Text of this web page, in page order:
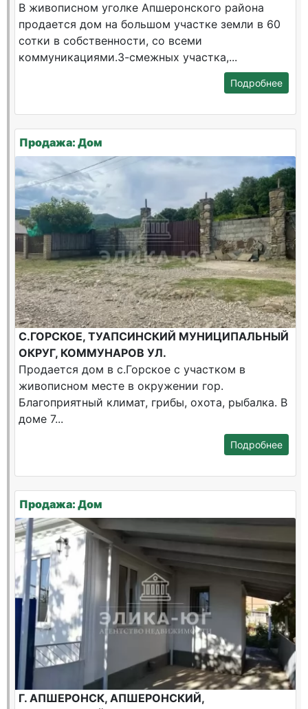
В живописном уголке Апшеронского района
продается дом на большом участке земли в 60
сотки в собственности, со всеми
коммуникациями.3-смежных участка,...
Подробнее
Продажа: Дом
С.ГОРСКОЕ, ТУАПСИНСКИЙ МУНИЦИПАЛЬНЫЙ
ОКРУГ, КОММУНАРОВ УЛ.
Продается дом в с.Горское с участком в
живописном месте в окружении гор.
Благоприятный климат, грибы, охота, рыбалка. В
доме 7...
Подробнее
Продажа: Дом
Г. АПШЕРОНСК, АПШЕРОНСКИЙ,